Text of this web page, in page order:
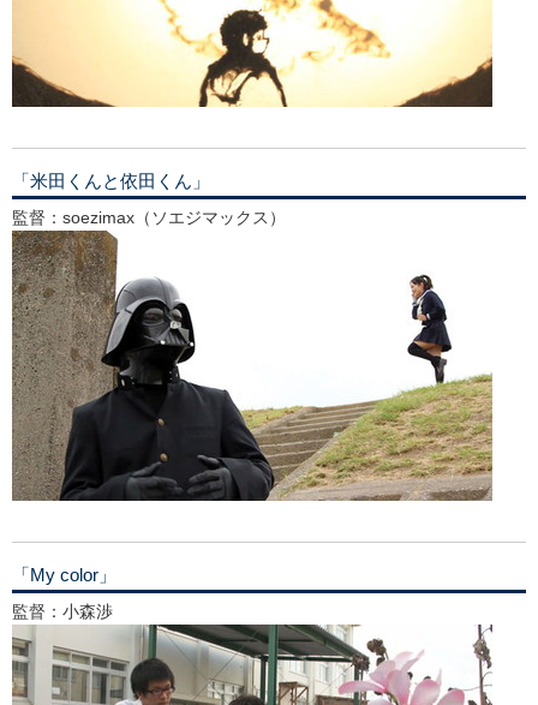
「米田くんと依田くん」
監督：soezimax（ソエジマックス）
「My color」
監督：小森渉